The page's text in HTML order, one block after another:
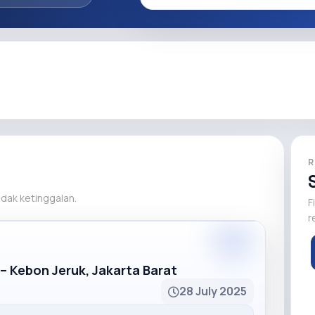
ketinggalan.
Kebon Jeruk, Jakarta Barat
28 July 2025